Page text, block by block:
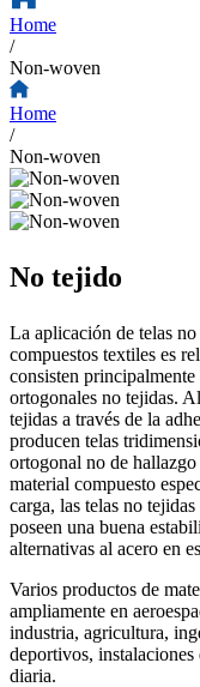
Home
/
Non-woven
Home
/
Non-woven
No tejido
La aplicación de telas
compuestos textiles es
consisten
ortogonales no tejidas.
tejidas a través de la
producen telas
ortogonal no de
material compuesto
carga, las telas no
poseen una buena
alternativas al acero en
Varios productos de
ampliamente en
industria, agricultura,
deportivos, instalaciones
diaria.